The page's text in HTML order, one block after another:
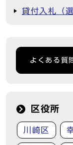
貸付入札（
よくある質
区役所
川崎区